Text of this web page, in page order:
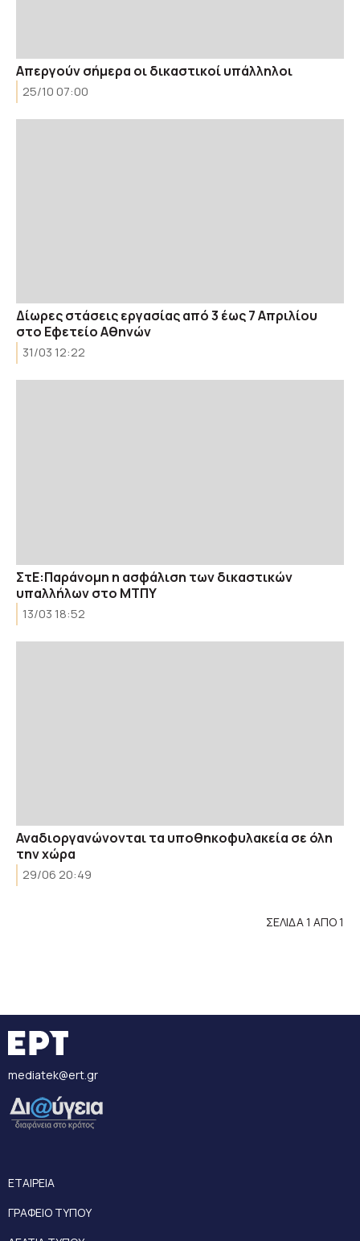
Απεργούν σήμερα οι δικαστικοί υπάλληλοι
25/10 07:00
Δίωρες στάσεις εργασίας από 3 έως 7 Απριλίου
στο Εφετείο Αθηνών
31/03 12:22
ΣτΕ:Παράνομη η ασφάλιση των δικαστικών
υπαλλήλων στο ΜΤΠΥ
13/03 18:52
Αναδιοργανώνονται τα υποθηκοφυλακεία σε όλη
την χώρα
29/06 20:49
ΣΕΛΙΔΑ 1 ΑΠΟ 1
mediatek@ert.gr
ΕΤΑΙΡΕΙΑ
ΓΡΑΦΕΙΟ ΤΥΠΟΥ